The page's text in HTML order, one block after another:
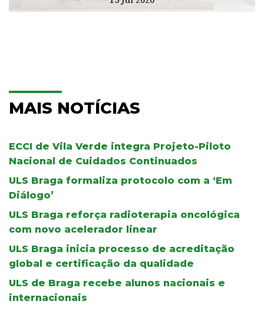
MAIS NOTÍCIAS
ECCI de Vila Verde integra Projeto-Piloto
Nacional de Cuidados Continuados
ULS Braga formaliza protocolo com a ‘Em
Diálogo’
ULS Braga reforça radioterapia oncológica
com novo acelerador linear
ULS Braga inicia processo de acreditação
global e certificação da qualidade
ULS de Braga recebe alunos nacionais e
internacionais